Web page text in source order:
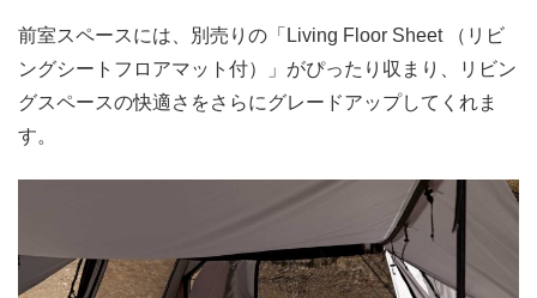
前室スペースには、別売りの「Living Floor Sheet （リビ
ングシートフロアマット付）」がぴったり収まり、リビン
グスペースの快適さをさらにグレードアップしてくれま
す。